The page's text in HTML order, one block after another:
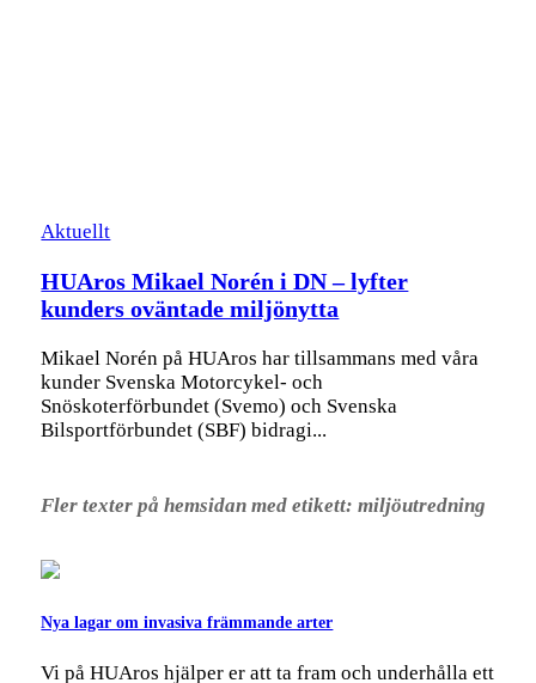
Aktuellt
HUAros Mikael Norén i DN – lyfter
kunders oväntade miljönytta
Mikael Norén på HUAros har tillsammans med våra
kunder Svenska Motorcykel- och
Snöskoterförbundet (Svemo) och Svenska
Bilsportförbundet (SBF) bidragi...
Fler texter på hemsidan medetikett:miljöutredning
Nya lagar om invasiva främmande arter
Vi på HUAros hjälper er att ta fram och underhålla ett